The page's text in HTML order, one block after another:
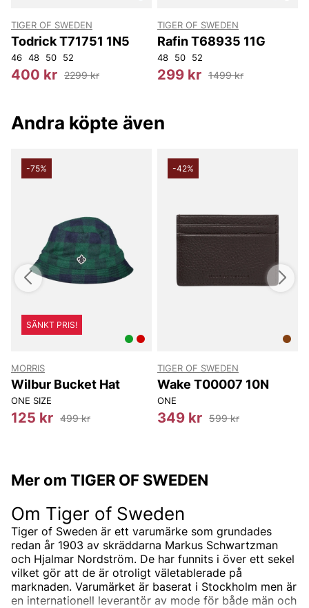
TIGER OF SWEDEN
Todrick T71751 1N5
46 48 50 52
400 kr 2299 kr
TIGER OF SWEDEN
Rafin T68935 11G
48 50 52
299 kr 1499 kr
Andra köpte även
-75%
SÄNKT PRIS!
MORRIS
Wilbur Bucket Hat
ONE SIZE
125 kr 499 kr
-42%
TIGER OF SWEDEN
Wake T00007 10N
ONE
349 kr 599 kr
Mer om TIGER OF SWEDEN
Om Tiger of Sweden
Tiger of Sweden är ett varumärke som grundades
redan år 1903 av skräddarna Markus Schwartzman
och Hjalmar Nordström. De har funnits i över ett sekel
vilket gör att de är otroligt väletablerade på
marknaden. Varumärket är baserat i Stockholm men är
en internationell leverantör av mode för både män och